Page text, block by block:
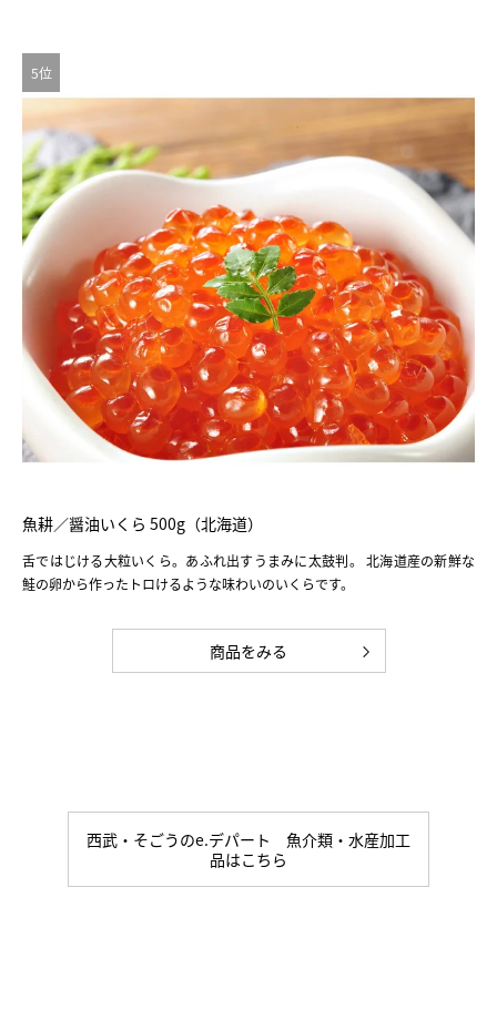
5位
魚耕／醤油いくら 500g（北海道）
舌ではじける大粒いくら。あふれ出すうまみに太鼓判。 北海道産の新鮮な
鮭の卵から作ったトロけるような味わいのいくらです。
商品をみる
西武・そごうのe.デパート 魚介類・水産加工
品はこちら